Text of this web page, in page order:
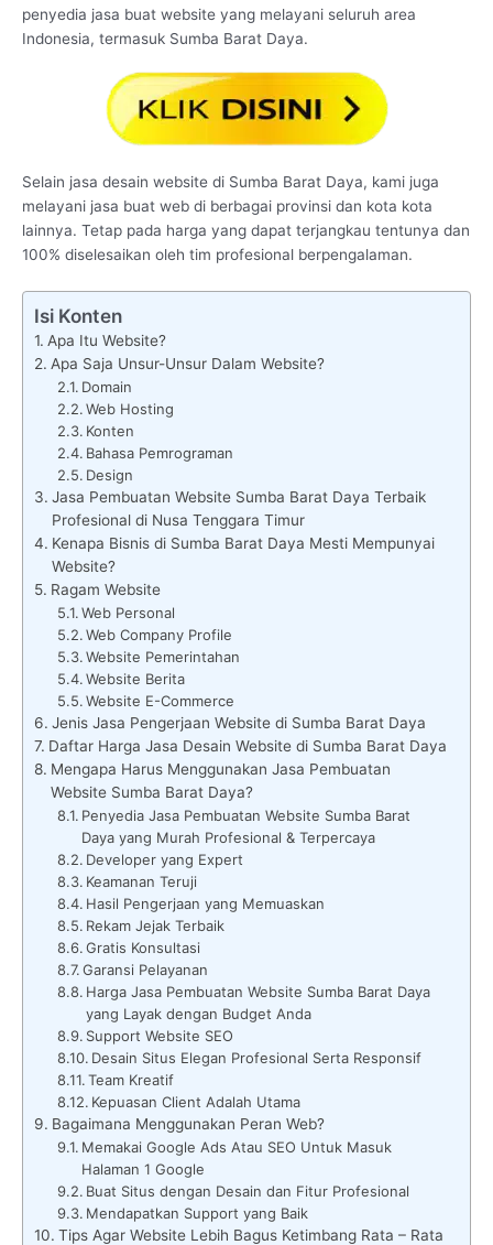
penyedia jasa buat website yang melayani seluruh area
Indonesia, termasuk Sumba Barat Daya.
Selain jasa desain website di Sumba Barat Daya, kami juga
melayani jasa buat web di berbagai provinsi dan kota kota
lainnya. Tetap pada harga yang dapat terjangkau tentunya dan
100% diselesaikan oleh tim profesional berpengalaman.
Isi Konten
Apa Itu Website?
Apa Saja Unsur-Unsur Dalam Website?
Domain
Web Hosting
Konten
Bahasa Pemrograman
Design
Jasa Pembuatan Website Sumba Barat Daya Terbaik
Profesional di Nusa Tenggara Timur
Kenapa Bisnis di Sumba Barat Daya Mesti Mempunyai
Website?
Ragam Website
Web Personal
Web Company Profile
Website Pemerintahan
Website Berita
Website E-Commerce
Jenis Jasa Pengerjaan Website di Sumba Barat Daya
Daftar Harga Jasa Desain Website di Sumba Barat Daya
Mengapa Harus Menggunakan Jasa Pembuatan
Website Sumba Barat Daya?
Penyedia Jasa Pembuatan Website Sumba Barat
Daya yang Murah Profesional & Terpercaya
Developer yang Expert
Keamanan Teruji
Hasil Pengerjaan yang Memuaskan
Rekam Jejak Terbaik
Gratis Konsultasi
Garansi Pelayanan
Harga Jasa Pembuatan Website Sumba Barat Daya
yang Layak dengan Budget Anda
Support Website SEO
Desain Situs Elegan Profesional Serta Responsif
Team Kreatif
Kepuasan Client Adalah Utama
Bagaimana Menggunakan Peran Web?
Memakai Google Ads Atau SEO Untuk Masuk
Halaman 1 Google
Buat Situs dengan Desain dan Fitur Profesional
Mendapatkan Support yang Baik
Tips Agar Website Lebih Bagus Ketimbang Rata – Rata